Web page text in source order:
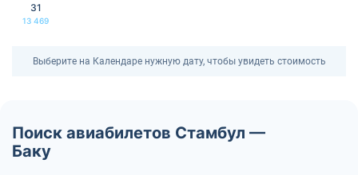
31
13 469
Выберите на Календаре нужную дату, чтобы увидеть стоимость
Поиск авиабилетов Стамбул —
Баку